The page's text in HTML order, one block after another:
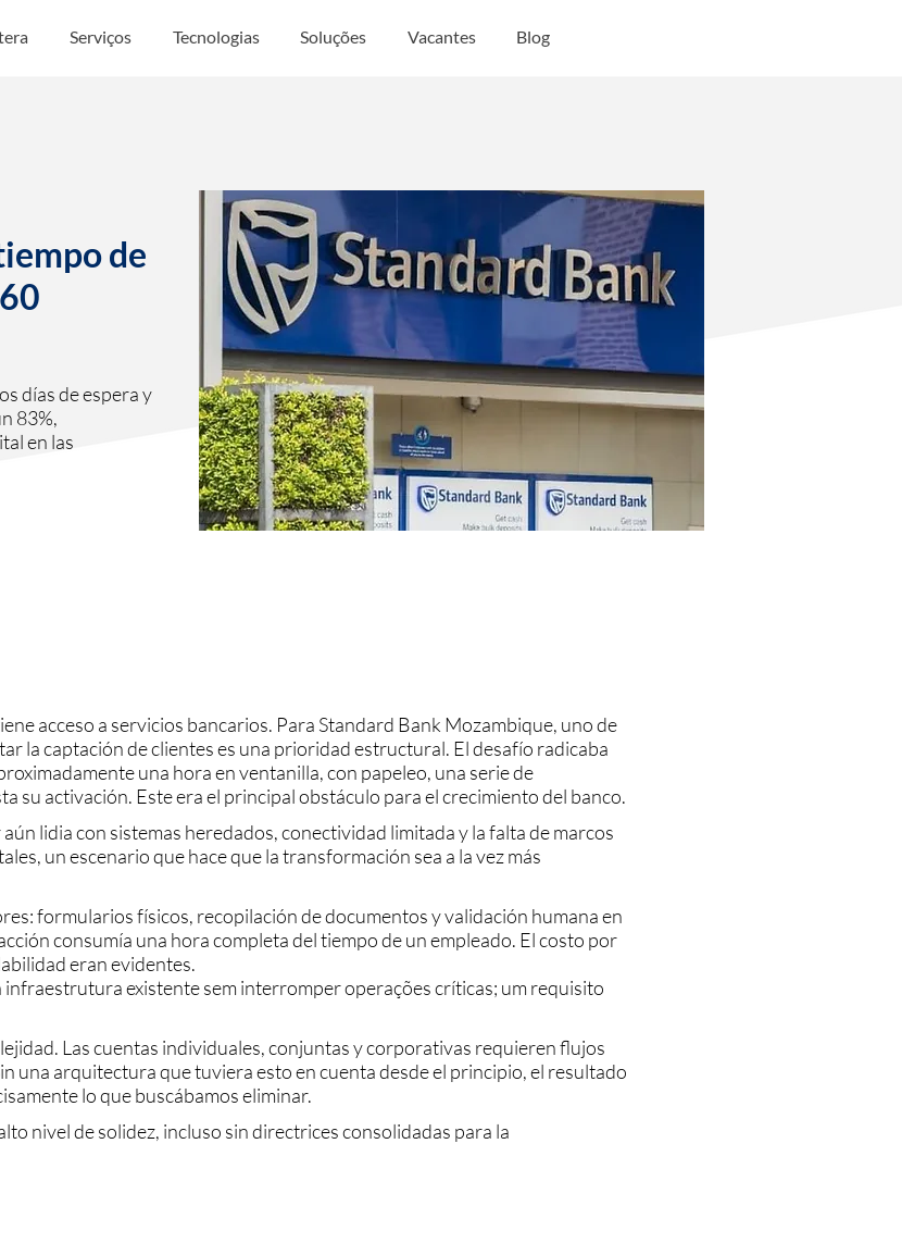
Serviços Tecnologias Soluções Vacantes Blog
de
días de espera y
83%,
en las
acceso a servicios bancarios. Para Standard Bank Mozambique, uno de
la captación de clientes es una prioridad estructural. El desafío radicaba
una hora en ventanilla, con papeleo, una serie de
su activación. Este era el principal obstáculo para el crecimiento del banco.
lidia con sistemas heredados, conectividad limitada y la falta de marcos
un escenario que hace que la transformación sea a la vez más
formularios físicos, recopilación de documentos y validación humana en
consumía una hora completa del tiempo de un empleado. El costo por
eran evidentes.
infraestrutura existente sem interromper operações críticas; um requisito
Las cuentas individuales, conjuntas y corporativas requieren flujos
una arquitectura que tuviera esto en cuenta desde el principio, el resultado
lo que buscábamos eliminar.
nivel de solidez, incluso sin directrices consolidadas para la